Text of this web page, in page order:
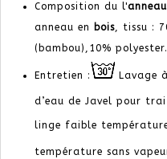
Composition du l'
anneau en
bois, tissu :
(bambou), 10% polyester.
Entretien : Lavage
d’eau de Javel pour
linge faible
température sans